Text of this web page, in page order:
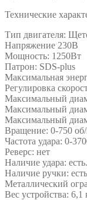
Технические
Тип двигателя:
Напряжение 230В
Мощность: 1250Вт
Патрон: SDS-plus
Максимальная
Регулировка
Максимальный
Максимальный
Максимальный
Вращение: 0-750
Частота удара: 0-
Реверс: нет
Наличие удара: есть.
Наличие ручки:
Металлический
Вес устройства: 6,1